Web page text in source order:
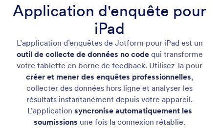
Application d'enquête pour
iPad
L’application d’enquêtes de Jotform pour iPad est un
outil de collecte de données no codequi transforme
votre tablette en borne de feedback. Utilisez-la pour
créer et mener des enquêtes professionnelles,
collecter des données hors ligne et analyser les
résultats instantanément depuis votre appareil.
L’application syncronise automatiquement les
soumissions une fois la connexion rétablie.